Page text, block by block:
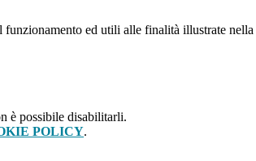
ed utili alle finalità illustrate nella
è possibile disabilitarli.
POLICY.